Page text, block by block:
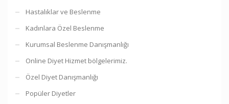
Hastalıklar ve Beslenme
Kadınlara Özel Beslenme
Kurumsal Beslenme Danışmanlığı
Online Diyet Hizmet bölgelerimiz.
Özel Diyet Danışmanlığı
Popüler Diyetler